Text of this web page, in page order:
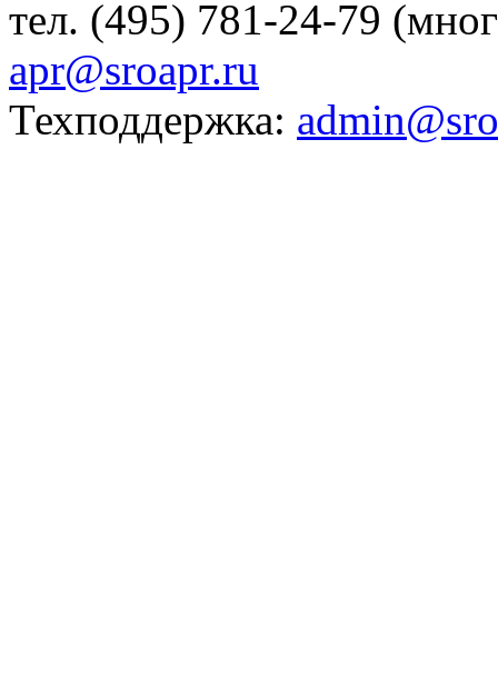
тел. (495) 781-24-79
apr@sroapr.ru
Техподдержка: